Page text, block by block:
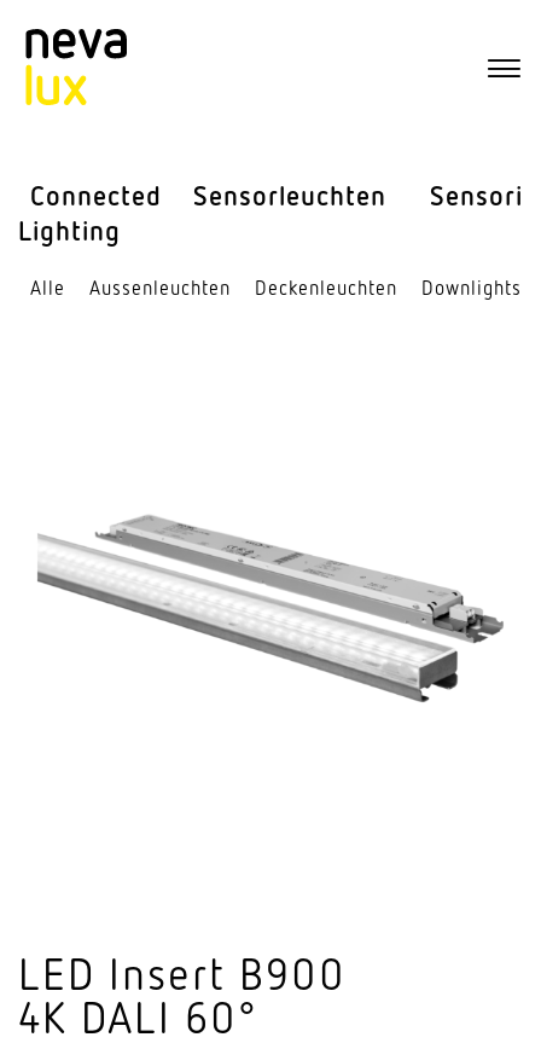
Connected
Lighting
Sensor­leuchten Sensorik
Alle Aussen­leuchten Decken­leuchten Down­lights
LED Insert B900
4K DALI 60°